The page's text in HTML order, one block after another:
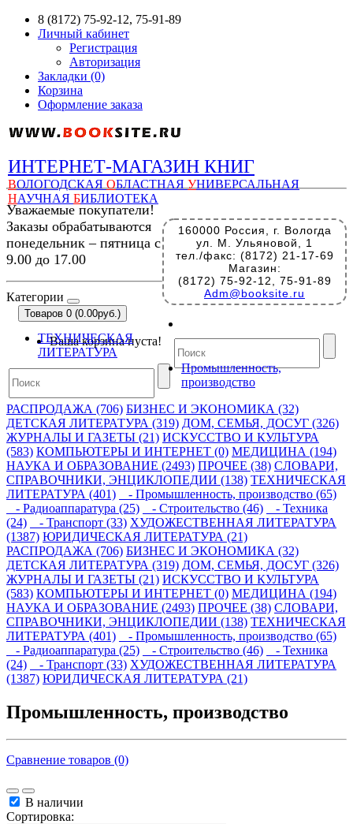
8 (8172) 75-92-12, 75-91-89
Личный кабинет
Регистрация
Авторизация
Закладки (0)
Корзина
Оформление заказа
ИНТЕРНЕТ-МАГАЗИН КНИГ
ВОЛОГОДСКАЯ ОБЛАСТНАЯ УНИВЕРСАЛЬНАЯ
НАУЧНАЯ БИБЛИОТЕКА
160000 Россия, г. Вологда
ул. М. Ульяновой, 1
тел./факс: (8172) 21-17-69
Магазин:
(8172) 75-92-12, 75-91-89
Adm@booksite.ru
Уважаемые покупатели!
Заказы обрабатываются
понедельник – пятница с
9.00 до 17.00
Категории
Товаров 0 (0.00руб.)
Ваша корзина пуста!
ТЕХНИЧЕСКАЯ
ЛИТЕРАТУРА
Промышленность,
производство
РАСПРОДАЖА (706) БИЗНЕС И ЭКОНОМИКА (32)
ДЕТСКАЯ ЛИТЕРАТУРА (319) ДОМ, СЕМЬЯ, ДОСУГ (326)
ЖУРНАЛЫ И ГАЗЕТЫ (21) ИСКУССТВО И КУЛЬТУРА
(583) КОМПЬЮТЕРЫ И ИНТЕРНЕТ (0) МЕДИЦИНА (194)
НАУКА И ОБРАЗОВАНИЕ (2493) ПРОЧЕЕ (38) СЛОВАРИ,
СПРАВОЧНИКИ, ЭНЦИКЛОПЕДИИ (138) ТЕХНИЧЕСКАЯ
ЛИТЕРАТУРА (401)
- Промышленность, производство (65)
- Радиоаппаратура (25)
- Строительство (46)
- Техника
(24)
- Транспорт (33) ХУДОЖЕСТВЕННАЯ ЛИТЕРАТУРА
(1387) ЮРИДИЧЕСКАЯ ЛИТЕРАТУРА (21)
РАСПРОДАЖА (706) БИЗНЕС И ЭКОНОМИКА (32)
ДЕТСКАЯ ЛИТЕРАТУРА (319) ДОМ, СЕМЬЯ, ДОСУГ (326)
ЖУРНАЛЫ И ГАЗЕТЫ (21) ИСКУССТВО И КУЛЬТУРА
(583) КОМПЬЮТЕРЫ И ИНТЕРНЕТ (0) МЕДИЦИНА (194)
НАУКА И ОБРАЗОВАНИЕ (2493) ПРОЧЕЕ (38) СЛОВАРИ,
СПРАВОЧНИКИ, ЭНЦИКЛОПЕДИИ (138) ТЕХНИЧЕСКАЯ
ЛИТЕРАТУРА (401)
- Промышленность, производство (65)
- Радиоаппаратура (25)
- Строительство (46)
- Техника
(24)
- Транспорт (33) ХУДОЖЕСТВЕННАЯ ЛИТЕРАТУРА
(1387) ЮРИДИЧЕСКАЯ ЛИТЕРАТУРА (21)
Промышленность, производство
Сравнение товаров (0)
В наличии
Сортировка: